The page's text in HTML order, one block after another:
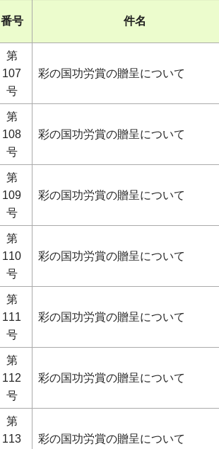
番号 件名
第
107
号
彩の国功労賞の贈呈について
第
108
号
彩の国功労賞の贈呈について
第
109
号
彩の国功労賞の贈呈について
第
110
号
彩の国功労賞の贈呈について
第
111
号
彩の国功労賞の贈呈について
第
112
号
彩の国功労賞の贈呈について
第
113
彩の国功労賞の贈呈について